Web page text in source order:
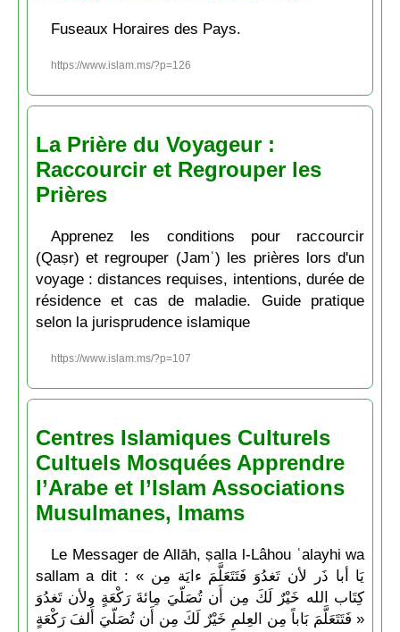
Fuseaux Horaires des Pays.
https://www.islam.ms/?p=126
La Prière du Voyageur :
Raccourcir et Regrouper les
Prières
Apprenez les conditions pour raccourcir
(Qaṣr) et regrouper (Jamʿ) les prières lors d'un
voyage : distances requises, intentions, durée de
résidence et cas de maladie. Guide pratique
selon la jurisprudence islamique
https://www.islam.ms/?p=107
Centres Islamiques Culturels
Cultuels Mosquées Apprendre
l’Arabe et l’Islam Associations
Musulmanes, Imams
Le Messager de Allāh, ṣalla l-Lâhou ʿalayhi wa
sallam a dit : « يَا أبا ذَر لأن تَغدُوَ فَتَتَعَلَّمَ ءايَة مِن
كِتَاب الله خَيْرٌ لَكَ مِن أَن تُصَلّيَ مِائةَ رَكْعَةٍ ولأن تَغدُوَ
فَتَتَعَلَّمَ بَاباً مِن العِلمِ خَيْرٌ لَكَ مِن أَن تُصَلّيَ أَلفَ رَكْعَةٍ »